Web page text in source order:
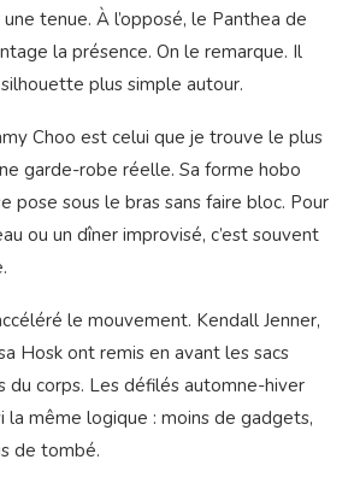
tenue. À l’opposé, le Panthea de
la présence. On le remarque. Il
plus simple autour.
Choo est celui que je trouve le plus
garde-robe réelle. Sa forme hobo
pose sous le bras sans faire bloc. Pour
ou un dîner improvisé, c’est souvent
le mouvement. Kendall Jenner,
Hosk ont remis en avant les sacs
du corps. Les défilés automne-hiver
même logique : moins de gadgets,
de tombé.